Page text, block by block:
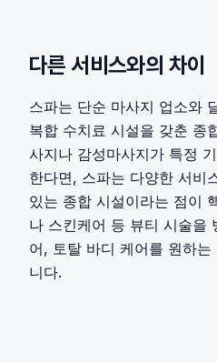
다른 서비스와의 차이
스파는 단순 마사지 업소와
복합 수치료 시설을 갖춘 종
사지나 감성마사지가 특정
한다면, 스파는 다양한 서비
있는 종합 시설이라는 점이
나 스킨케어 등 뷰티 시술을
어, 토탈 바디 케어를 원하
니다.